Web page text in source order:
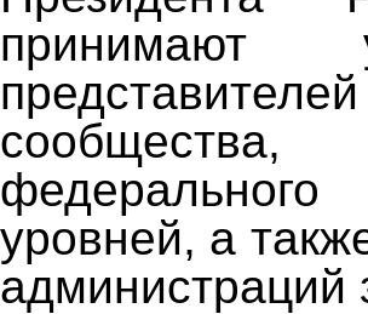
уровней, а
администраций